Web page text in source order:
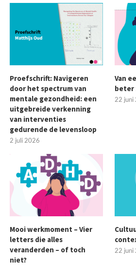
Proefschrift: Navigeren
door het spectrum van
mentale gezondheid: een
uitgebreide verkenning
van interventies
gedurende de levensloop
2 juli 2026
Van
beter
22 juni
Mooi werkmoment – Vier
letters die alles
veranderden – of toch
niet?
22 juni